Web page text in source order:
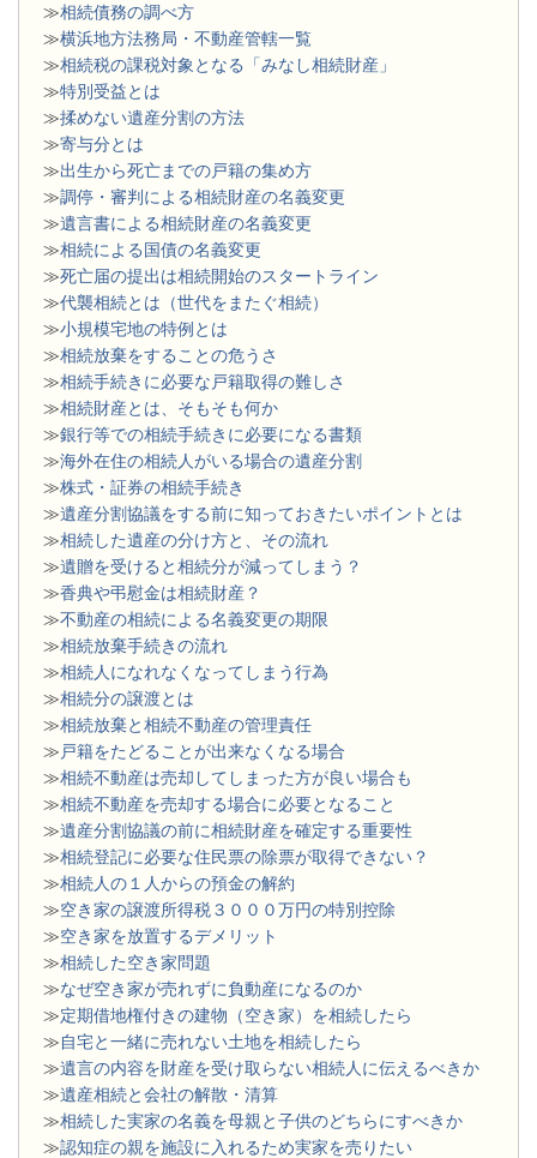
≫相続債務の調べ方
≫横浜地方法務局・不動産管轄一覧
≫相続税の課税対象となる「みなし相続財産」
≫特別受益とは
≫揉めない遺産分割の方法
≫寄与分とは
≫出生から死亡までの戸籍の集め方
≫調停・審判による相続財産の名義変更
≫遺言書による相続財産の名義変更
≫相続による国債の名義変更
≫死亡届の提出は相続開始のスタートライン
≫代襲相続とは（世代をまたぐ相続）
≫小規模宅地の特例とは
≫相続放棄をすることの危うさ
≫相続手続きに必要な戸籍取得の難しさ
≫相続財産とは、そもそも何か
≫銀行等での相続手続きに必要になる書類
​≫海外在住の相続人がいる場合の遺産分割
≫株式・証券の相続手続き
≫遺産分割協議をする前に知っておきたいポイントとは
≫相続した遺産の分け方と、その流れ
≫遺贈を受けると相続分が減ってしまう？
≫香典や弔慰金は相続財産？
≫不動産の相続による名義変更の期限
≫相続放棄手続きの流れ
≫相続人になれなくなってしまう行為
≫相続分の譲渡とは
​≫相続放棄と相続不動産の管理責任
≫ 戸籍をたどることが出来なくなる場合
≫相続不動産は売却してしまった方が良い場合も
≫相続不動産を売却する場合に必要となること
≫遺産分割協議の前に相続財産を確定する重要性
≫相続登記に必要な住民票の除票が取得できない？
≫相続人の１人からの預金の解約
≫空き家の譲渡所得税３０００万円の特別控除
≫空き家を放置するデメリット
≫相続した空き家問題
​≫なぜ空き家が売れずに負動産になるのか
≫定期借地権付きの建物（空き家）を相続したら
≫自宅と一緒に売れない土地を相続したら
≫遺言の内容を財産を受け取らない相続人に伝えるべきか
≫遺産相続と会社の解散・清算
≫相続した実家の名義を母親と子供のどちらにすべきか
≫認知症の親を施設に入れるため実家を売りたい